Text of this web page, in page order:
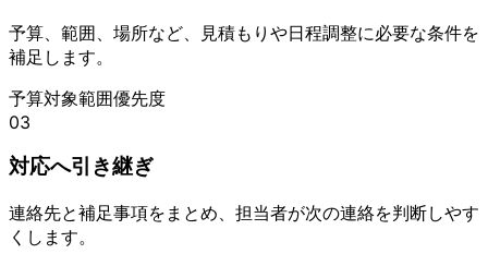
予算、範囲、場所など、見積もりや日程調整に必要な条件を
補足します。
予算対象範囲優先度
03
対応へ引き継ぎ
連絡先と補足事項をまとめ、担当者が次の連絡を判断しやす
くします。